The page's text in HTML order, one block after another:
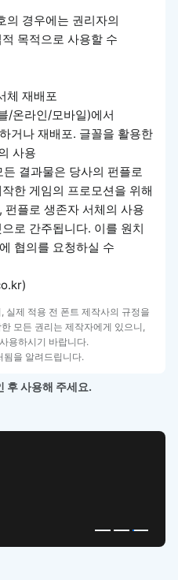
의 경우에는 권리자의
목적으로 사용할 수
체 재배포
/온라인/모바일)에서
거나 재배포. 글꼴을 활용한
사용
든 결과물은 당사의 펀플로
한 게임의 프로모션을 위해
플로 생존자 서체의 사용
로 간주됩니다. 이를 원치
협의를 요청하실 수
실제 적용 전 폰트 제작사의 규정을
모든 권리는 제작자에게 있으니,
용하시기 바랍니다.
됨을 알려드립니다.
후 사용해 주세요.